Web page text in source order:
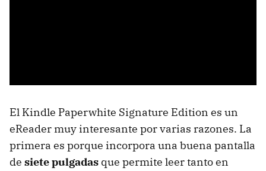
El Kindle Paperwhite Signature Edition es un
eReader muy interesante por varias razones. La
primera es porque incorpora una buena pantalla
de siete pulgadas que permite leer tanto en